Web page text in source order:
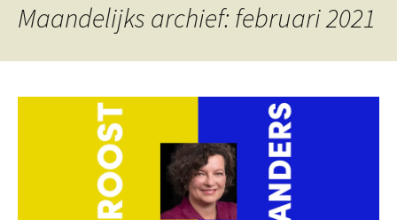
Maandelijks archief: februari 2021